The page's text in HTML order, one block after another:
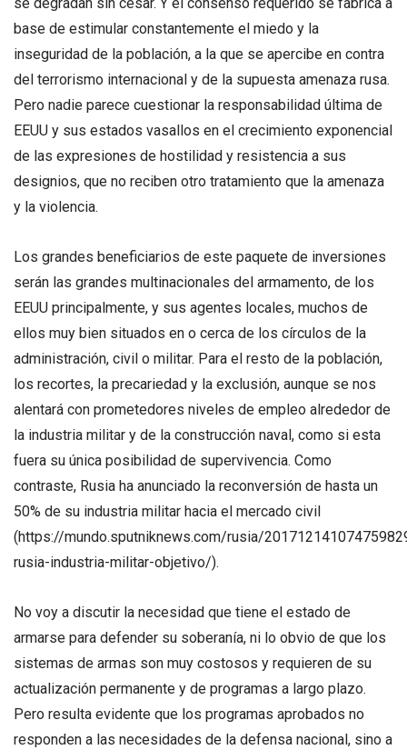
base de estimular constantemente el miedo y la
inseguridad de la población, a la que se apercibe en contra
del terrorismo internacional y de la supuesta amenaza rusa.
Pero nadie parece cuestionar la responsabilidad última de
EEUU y sus estados vasallos en el crecimiento exponencial
de las expresiones de hostilidad y resistencia a sus
designios, que no reciben otro tratamiento que la amenaza
y la violencia.
Los grandes beneficiarios de este paquete de inversiones
serán las grandes multinacionales del armamento, de los
EEUU principalmente, y sus agentes locales, muchos de
ellos muy bien situados en o cerca de los círculos de la
administración, civil o militar. Para el resto de la población,
los recortes, la precariedad y la exclusión, aunque se nos
alentará con prometedores niveles de empleo alrededor de
la industria militar y de la construcción naval, como si esta
fuera su única posibilidad de supervivencia. Como
contraste, Rusia ha anunciado la reconversión de hasta un
50% de su industria militar hacia el mercado civil
(https://mundo.sputniknews.com/rusia/
rusia-industria-militar-objetivo/).
No voy a discutir la necesidad que tiene el estado de
armarse para defender su soberanía, ni lo obvio de que los
sistemas de armas son muy costosos y requieren de su
actualización permanente y de programas a largo plazo.
Pero resulta evidente que los programas aprobados no
responden a las necesidades de la defensa nacional, sino a